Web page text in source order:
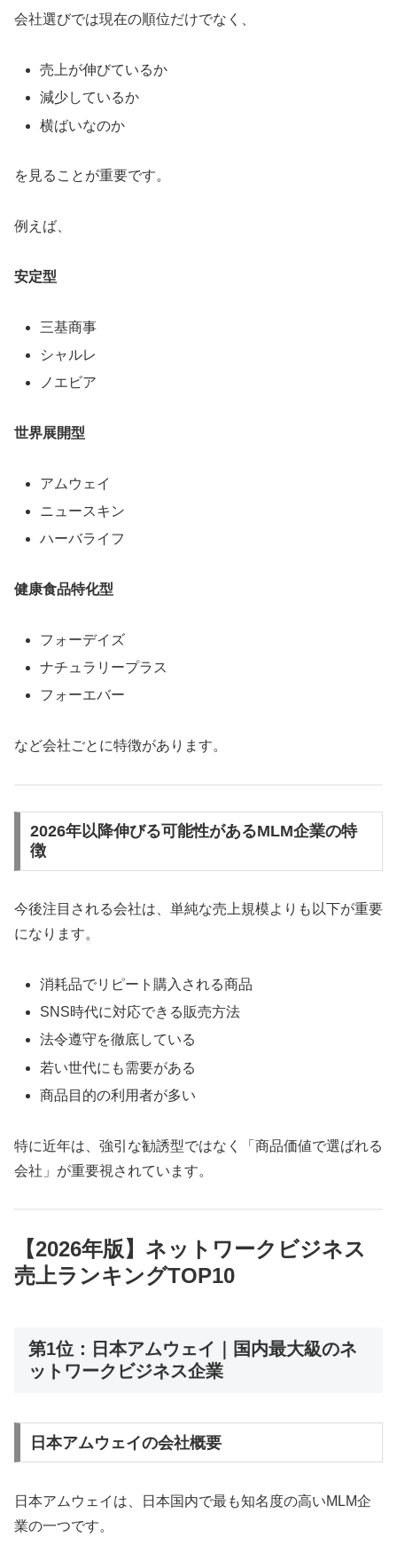
会社選びでは現在の順位だけでなく、
売上が伸びているか
減少しているか
横ばいなのか
を見ることが重要です。
例えば、
安定型
三基商事
シャルレ
ノエビア
世界展開型
アムウェイ
ニュースキン
ハーバライフ
健康食品特化型
フォーデイズ
ナチュラリープラス
フォーエバー
など会社ごとに特徴があります。
2026年以降伸びる可能性があるMLM企業の特
徴
今後注目される会社は、単純な売上規模よりも以下が重要
になります。
消耗品でリピート購入される商品
SNS時代に対応できる販売方法
法令遵守を徹底している
若い世代にも需要がある
商品目的の利用者が多い
特に近年は、強引な勧誘型ではなく「商品価値で選ばれる
会社」が重要視されています。
【2026年版】ネットワークビジネス
売上ランキングTOP10
第1位：日本アムウェイ｜国内最大級のネ
ットワークビジネス企業
日本アムウェイの会社概要
日本アムウェイは、日本国内で最も知名度の高いMLM企
業の一つです。